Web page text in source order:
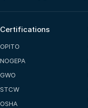
Certifications
OPITO
NOGEPA
GWO
STCW
OSHA